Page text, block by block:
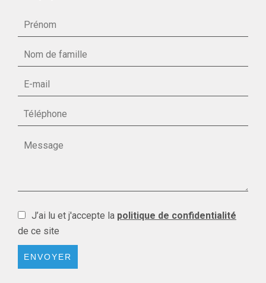
J’ai lu et j'accepte la politique de confidentialité
de ce site
ENVOYER